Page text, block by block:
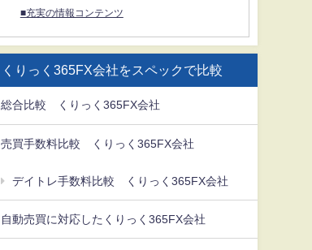
■充実の情報コンテンツ
くりっく365FX会社をスペックで比較
総合比較 くりっく365FX会社
売買手数料比較 くりっく365FX会社
デイトレ手数料比較 くりっく365FX会社
自動売買に対応したくりっく365FX会社